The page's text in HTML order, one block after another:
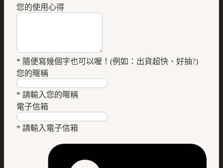
您的使用心得
* 隨便寫幾個字也可以喔！(例如：出貨超快、好抽?)
您的暱稱
* 請輸入您的暱稱
電子信箱
* 請輸入電子信箱